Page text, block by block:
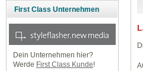
First Class Unternehmen
Dein Unternehmen hier?
Werde First Class Kunde!